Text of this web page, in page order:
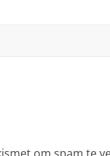
om spam te